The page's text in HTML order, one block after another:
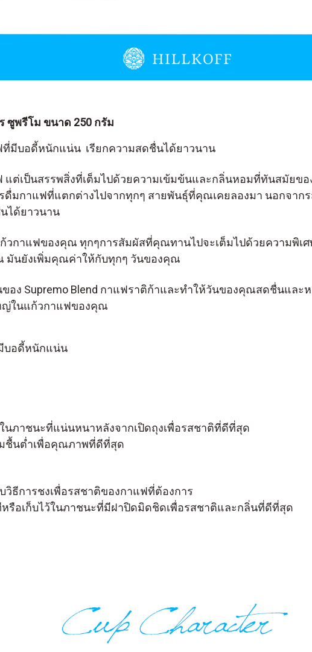
ซูพรีโม ขนาด 250 กรัม
มีบอดี้หนักแน่น เรียกความสดชื่นได้ยาวนาน
แต่เป็นสรรพสิ่งที่เต็มไปด้วยความเข้มข้นและกลิ่นหอมที่ทันสมัย
มกาแฟที่แตกต่างไปจากทุกๆ สายพันธุ์ที่คุณเคยลองมา นอกจาก
นได้ยาวนาน
กาแฟของคุณ ทุกๆการสัมผัสที่คุณทานไปจะเต็มไปด้วยความพิเศ
มันยังเพิ่มคุณค่าให้กับทุกๆ วันของคุณ
ง Supremo Blend กาแฟราติก้าและทำให้วันของคุณสดชื่นและห
ญ่ในแก้วกาแฟของคุณ
บอดี้หนักแน่น
นภาชนะที่แน่นหนาหลังจากเปิดถุงเพื่อรสชาติที่ดีที่สุด
มชื้นต่ำเพื่อคุณภาพที่ดีที่สุด
วิธีการชงเพื่อรสชาติของกาแฟที่ต้องการ
รือเก็บไว้ในภาชนะที่มีฝาปิดมิดชิดเพื่อรสชาติและกลิ่นที่ดีที่สุด